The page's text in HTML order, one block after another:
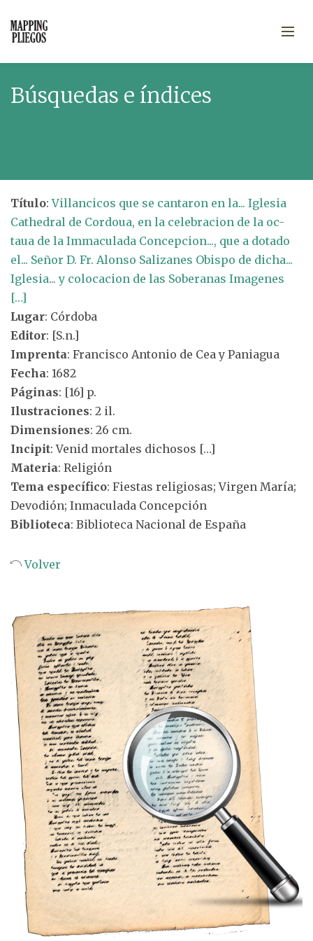
Búsquedas e índices
Título:Villancicos que se cantaron en la... Iglesia
Cathedral de Cordoua, en la celebracion de la oc-
taua de la Immaculada Concepcion..., que a dotado
el... Señor D. Fr. Alonso Salizanes Obispo de dicha...
Iglesia... y colocacion de las Soberanas Imagenes
[…]
Lugar: Córdoba
Editor: [S.n.]
Imprenta: Francisco Antonio de Cea y Paniagua
Fecha: 1682
Páginas: [16] p.
Ilustraciones: 2 il.
Dimensiones: 26 cm.
Incipit: Venid mortales dichosos […]
Materia: Religión
Tema específico: Fiestas religiosas; Virgen María;
Devodión; Inmaculada Concepción
Biblioteca: Biblioteca Nacional de España
Volver